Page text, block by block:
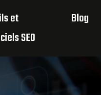
et
SEO
Blog